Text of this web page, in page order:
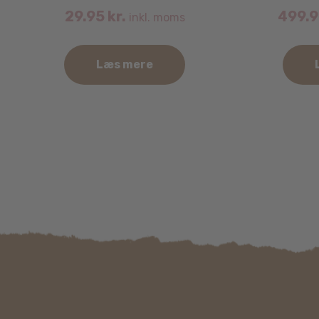
29.95 kr. inkl. moms
Læs mere